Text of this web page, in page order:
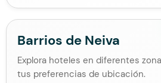
Barrios de Neiva
Explora hoteles en diferentes
tus preferencias de ubicación.